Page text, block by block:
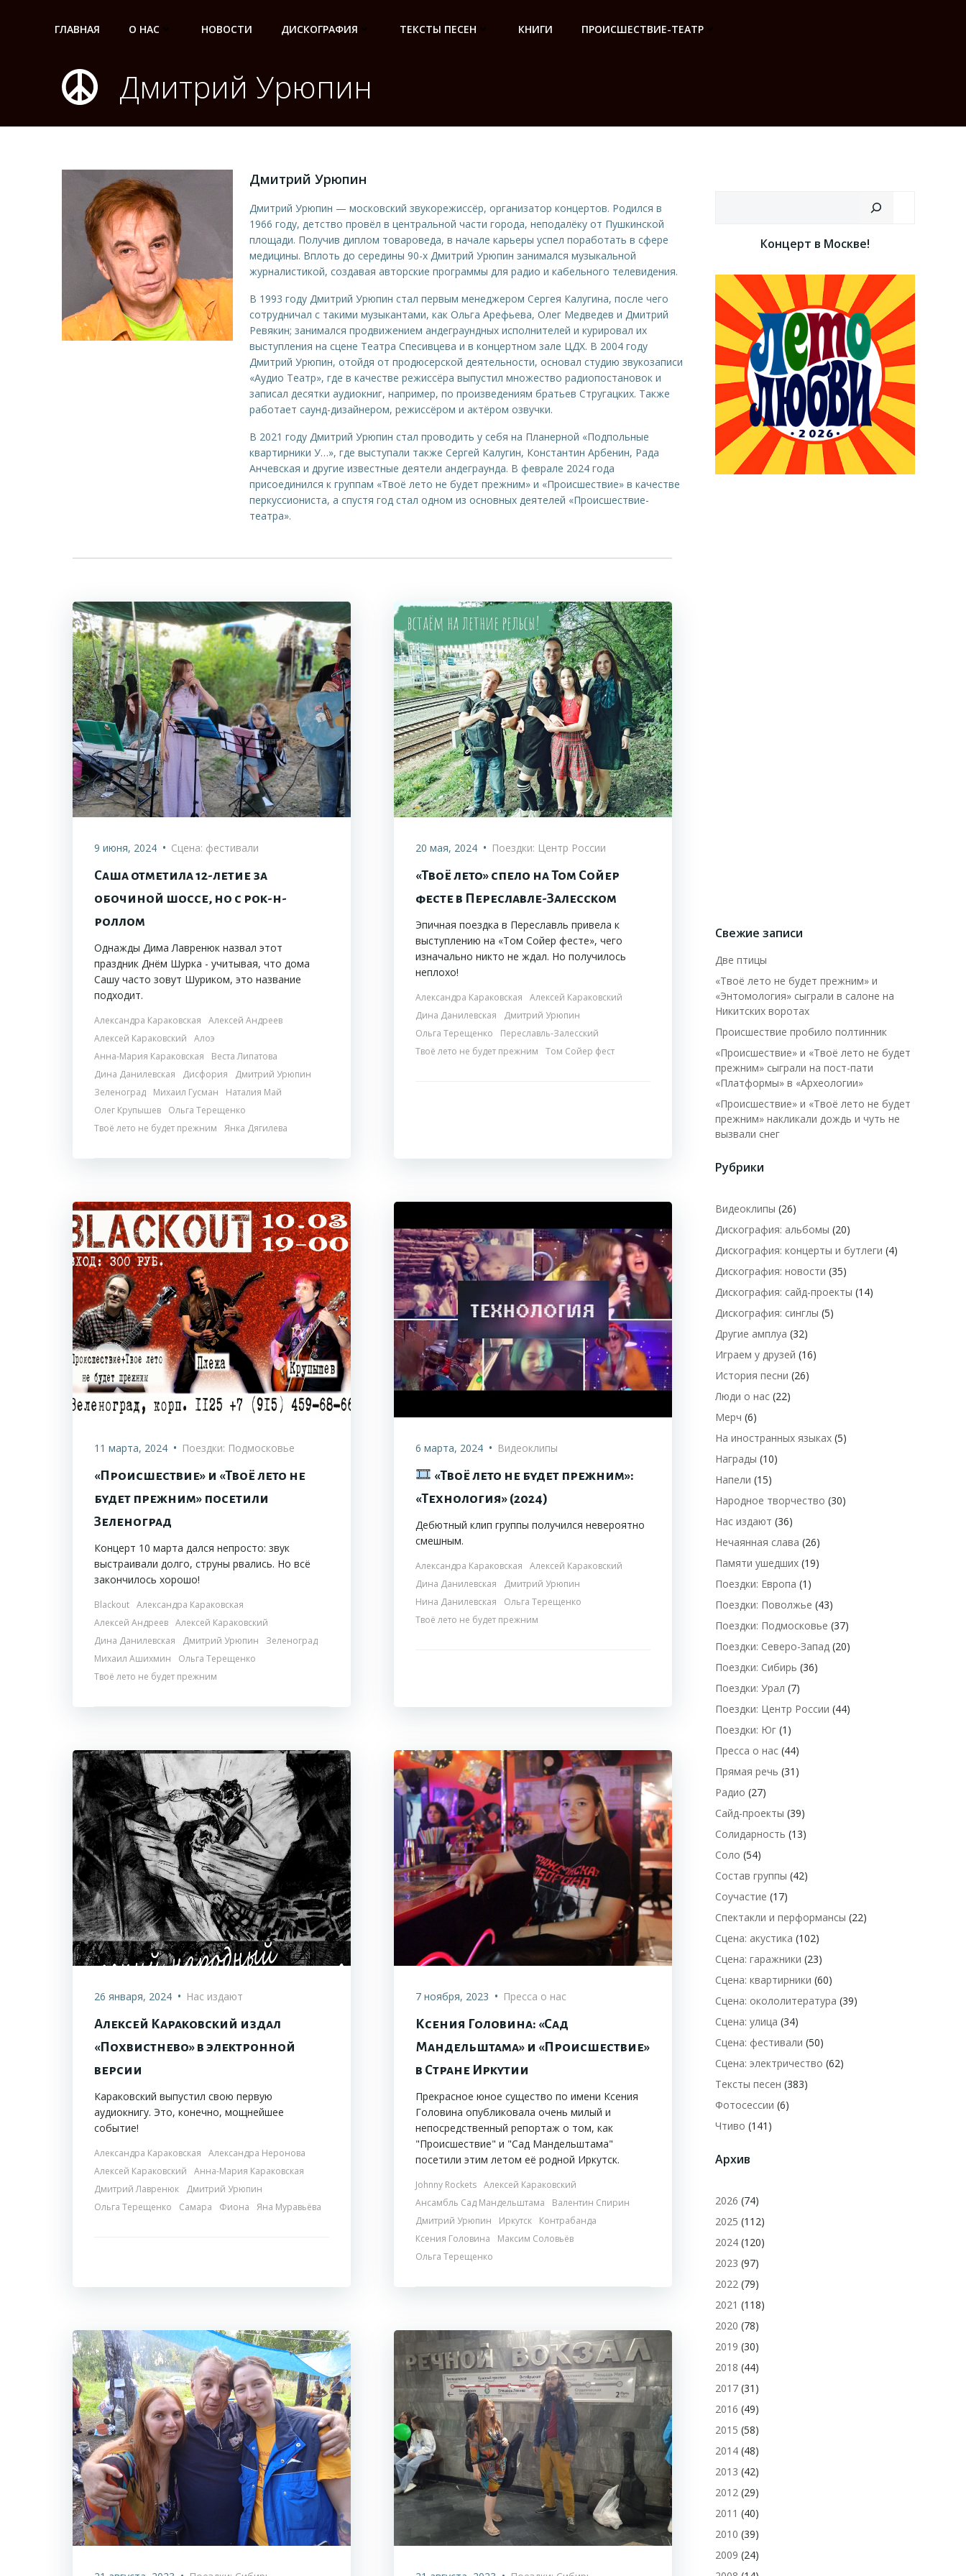
ГЛАВНАЯ О НАС НОВОСТИ ДИСКОГРАФИЯ ТЕКСТЫ ПЕСЕН КНИГИ ПРОИСШЕСТВИЕ-ТЕАТР
Дмитрий Урюпин
Дмитрий Урюпин
Дмитрий Урюпин — московский звукорежиссёр, организатор концертов. Родился в
1966 году, детство провёл в центральной части города, неподалёку от Пушкинской
площади. Получив диплом товароведа, в начале карьеры успел поработать в сфере
медицины. Вплоть до середины 90-х Дмитрий Урюпин занимался музыкальной
журналистикой, создавая авторские программы для радио и кабельного телевидения.
В 1993 году Дмитрий Урюпин стал первым менеджером Сергея Калугина, после чего
сотрудничал с такими музыкантами, как Ольга Арефьева, Олег Медведев и Дмитрий
Ревякин; занимался продвижением андеграундных исполнителей и курировал их
выступления на сцене Театра Спесивцева и в концертном зале ЦДХ. В 2004 году
Дмитрий Урюпин, отойдя от продюсерской деятельности, основал студию звукозаписи
«Аудио Театр», где в качестве режиссёра выпустил множество радиопостановок и
записал десятки аудиокниг, например, по произведениям братьев Стругацких. Также
работает саунд-дизайнером, режиссёром и актёром озвучки.
В 2021 году Дмитрий Урюпин стал проводить у себя на Планерной «Подпольные
квартирники У…», где выступали также Сергей Калугин, Константин Арбенин, Рада
Анчевская и другие известные деятели андеграунда. В феврале 2024 года
присоединился к группам «Твоё лето не будет прежним» и «Происшествие» в качестве
перкуссиониста, а спустя год стал одном из основных деятелей «Происшествие-
театра».
9 июня, 2024 • Сцена: фестивали
Саша отметила 12-летие за
обочиной шоссе, но с рок-н-
роллом
Однажды Дима Лавренюк назвал этот
праздник Днём Шурка - учитывая, что дома
Сашу часто зовут Шуриком, это название
подходит.
Александра Караковская
Алексей Андреев
Алексей Караковский
Алоэ
Анна-Мария Караковская
Веста Липатова
Дина Данилевская
Дисфория
Дмитрий Урюпин
Зеленоград
Михаил Гусман
Наталия Май
Олег Крупышев
Ольга Терещенко
Твоё лето не будет прежним
Янка Дягилева
20 мая, 2024 • Поездки: Центр России
«Твоё лето» спело на Том Сойер
фесте в Переславле-Залесском
Эпичная поездка в Переславль привела к
выступлению на «Том Сойер фесте», чего
изначально никто не ждал. Но получилось
неплохо!
Александра Караковская
Алексей Караковский
Дина Данилевская
Дмитрий Урюпин
Ольга Терещенко
Переславль-Залесский
Твоё лето не будет прежним
Том Сойер фест
11 марта, 2024 • Поездки: Подмосковье
«Происшествие» и «Твоё лето не
будет прежним» посетили
Зеленоград
Концерт 10 марта дался непросто: звук
выстраивали долго, струны рвались. Но всё
закончилось хорошо!
Blackout Александра Караковская
Алексей Андреев Алексей Караковский
Дина Данилевская
Дмитрий Урюпин
Зеленоград
Михаил Ашихмин
Ольга Терещенко
Твоё лето не будет прежним
6 марта, 2024 • Видеоклипы
«Твоё лето не будет прежним»:
«Технология» (2024)
Дебютный клип группы получился невероятно
смешным.
Александра Караковская
Алексей Караковский
Дина Данилевская
Дмитрий Урюпин
Нина Данилевская
Ольга Терещенко
Твоё лето не будет прежним
26 января, 2024 • Нас издают
Алексей Караковский издал
«Похвистнево» в электронной
версии
Караковский выпустил свою первую
аудиокнигу. Это, конечно, мощнейшее
событие!
Александра Караковская
Александра Неронова
Алексей Караковский
Анна-Мария Караковская
Дмитрий Лавренюк
Дмитрий Урюпин
Ольга Терещенко
Самара Фиона Яна Муравьёва
7 ноября, 2023 • Пресса о нас
Ксения Головина: «Сад
Мандельштама» и «Происшествие»
в Стране Иркутии
Прекрасное юное существо по имени Ксения
Головина опубликовала очень милый и
непосредственный репортаж о том, как
"Происшествие" и "Сад Мандельштама"
посетили этим летом её родной Иркутск.
Johnny Rockets Алексей Караковский
Ансамбль Сад Мандельштама
Валентин Спирин
Дмитрий Урюпин
Иркутск
Контрабанда
Ксения Головина
Максим Соловьёв
Ольга Терещенко
Концерт в Москве!
Свежие записи
Две птицы
«Твоё лето не будет прежним» и
«Энтомология» сыграли в салоне на
Никитских воротах
Происшествие пробило полтинник
«Происшествие» и «Твоё лето не будет
прежним» сыграли на пост-пати
«Платформы» в «Археологии»
«Происшествие» и «Твоё лето не будет
прежним» накликали дождь и чуть не
вызвали снег
Рубрики
Видеоклипы (26)
Дискография: альбомы (20)
Дискография: концерты и бутлеги (4)
Дискография: новости (35)
Дискография: сайд-проекты (14)
Дискография: синглы (5)
Другие амплуа (32)
Играем у друзей (16)
История песни (26)
Люди о нас (22)
Мерч (6)
На иностранных языках (5)
Награды (10)
Напели (15)
Народное творчество (30)
Нас издают (36)
Нечаянная слава (26)
Памяти ушедших (19)
Поездки: Европа (1)
Поездки: Поволжье (43)
Поездки: Подмосковье (37)
Поездки: Северо-Запад (20)
Поездки: Сибирь (36)
Поездки: Урал (7)
Поездки: Центр России (44)
Поездки: Юг (1)
Пресса о нас (44)
Прямая речь (31)
Радио (27)
Сайд-проекты (39)
Солидарность (13)
Соло (54)
Состав группы (42)
Соучастие (17)
Спектакли и перформансы (22)
Сцена: акустика (102)
Сцена: гаражники (23)
Сцена: квартирники (60)
Сцена: окололитература (39)
Сцена: улица (34)
Сцена: фестивали (50)
Сцена: электричество (62)
Тексты песен (383)
Фотосессии (6)
Чтиво (141)
Архив
2026 (74)
2025 (112)
2024 (120)
2023 (97)
2022 (79)
2021 (118)
2020 (78)
2019 (30)
2018 (44)
2017 (31)
2016 (49)
2015 (58)
2014 (48)
2013 (42)
2012 (29)
2011 (40)
2010 (39)
2009 (24)